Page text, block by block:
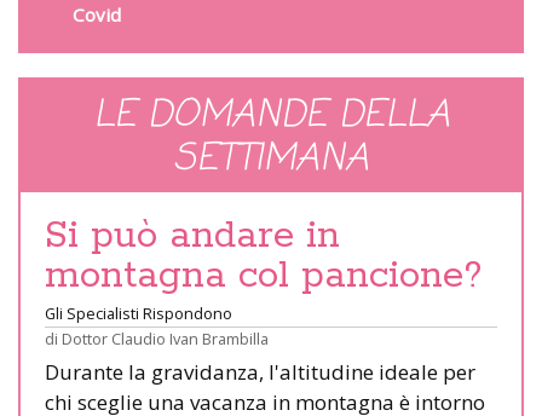
Covid
LE DOMANDE DELLA
SETTIMANA
Si può andare in
montagna col pancione?
Gli Specialisti Rispondono
di Dottor Claudio Ivan Brambilla
Durante la gravidanza, l'altitudine ideale per
chi sceglie una vacanza in montagna è intorno